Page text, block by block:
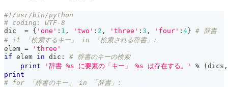
#!/usr/bin/python
# coding: UTF-8
dic = { 'one' : 1 , 'two' : 2 , 'three' : 3 , 'four' : 4} # 辞書
# if 「検索するキー」 in 「検索される辞書」:
elem =
'three'
if elem in dic :
# 辞書のキーの検索
print
'辞書 %s に要素の「キー」 %s は存在する。' % (dics ,
print
# for 「辞書のキー」 in 「辞書」: